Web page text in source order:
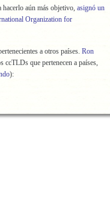
hacerlo aún más objetivo, asignó un
Organization for
a otros países. Ron
ccTLDs que pertenecen a países,
):